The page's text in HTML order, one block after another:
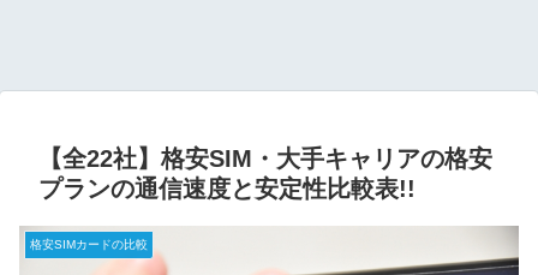
【全22社】格安SIM・大手キャリアの格安
プランの通信速度と安定性比較表!!
格安SIMカードの比較